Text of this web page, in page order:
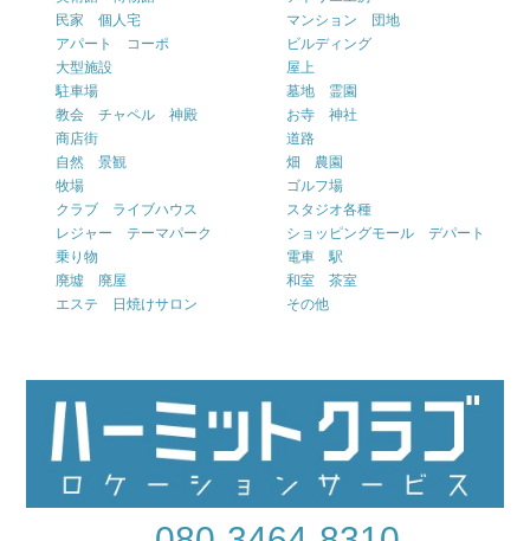
民家 個人宅
マンション 団地
アパート コーポ
ビルディング
大型施設
屋上
駐車場
墓地 霊園
教会 チャペル 神殿
お寺 神社
商店街
道路
自然 景観
畑 農園
牧場
ゴルフ場
クラブ ライブハウス
スタジオ各種
レジャー テーマパーク
ショッピングモール デパート
乗り物
電車 駅
廃墟 廃屋
和室 茶室
エステ 日焼けサロン
その他